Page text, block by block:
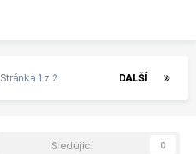
DALŠÍ
Stránka 1 z 2
Sledující 0